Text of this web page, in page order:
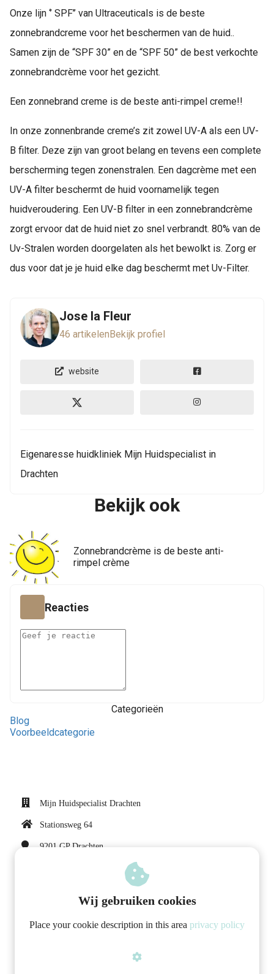
Onze lijn ‘’ SPF’’ van Ultraceuticals is de beste
zonnebrandcreme voor het beschermen van de huid..
Samen zijn de “SPF 30” en de “SPF 50” de best verkochte
zonnebrandcrème voor het gezicht.
Een zonnebrand creme is de beste anti-rimpel creme!!
In onze zonnenbrande creme’s zit zowel UV-A als een UV-
B filter. Deze zijn van groot belang en tevens een complete
berscherming tegen zonenstralen. Een dagcrème met een
UV-A filter beschermt de huid voornamelijk tegen
huidveroudering. Een UV-B filter in een zonnebrandcrème
zorgt ervoor dat de huid niet zo snel verbrandt. 80% van de
Uv-Stralen worden doorgelaten als het bewolkt is. Zorg er
dus voor dat je je huid elke dag beschermt met Uv-Filter.
Jose la Fleur
46 artikelenBekijk profiel
website
Eigenaresse huidkliniek Mijn Huidspecialist in
Drachten
Bekijk ook
Zonnebrandcrème is de beste anti-
rimpel crème
Reacties
Categorieën
Blog
Voorbeeldcategorie
Mijn Huidspecialist Drachten
Stationsweg 64
9201 GP Drachten
0512788588 0683659908
Wij gebruiken cookies
Place your cookie description in this area privacy policy